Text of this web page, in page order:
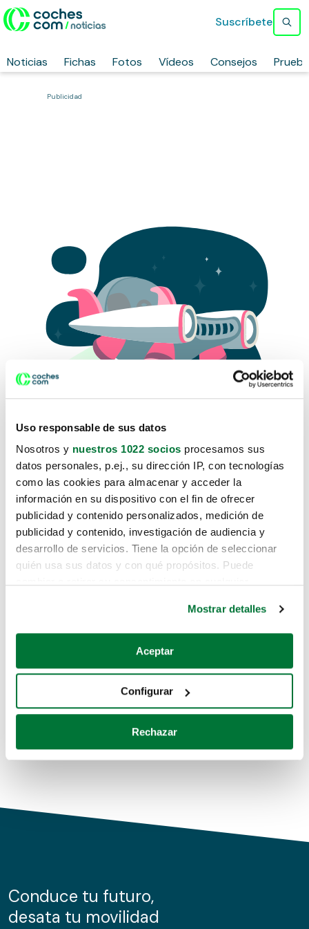
Uso responsable de sus datos
Nosotros y nuestros 1022 socios procesamos sus
datos personales, p.ej., su dirección IP, con tecnologías
como las cookies para almacenar y acceder la
información en su dispositivo con el fin de ofrecer
publicidad y contenido personalizados, medición de
publicidad y contenido, investigación de audiencia y
desarrollo de servicios. Tiene la opción de seleccionar
quién usa sus datos y con qué propósitos. Puede
Si lo permite, también quisiéramos:
Recopilar información sobre su ubicación geográfica
Identificar su dispositivo analizándolo activamente
para buscar características específicas (huellas
Obtenga más información sobre cómo se procesan sus
de cookies.
información sobre el uso que haga del sitio web con
nuestros partners de redes sociales, publicidad y análisis
Mostrar detalles
Aceptar
Configurar
Rechazar
Noticias Fichas Fotos Vídeos Consejos
Suscríbete
Publicidad
Lo sentimos, no sabemos como
te hemos traido hasta aquí.
Pero puedes encontrar el coche que estás
buscando en alguno de estos enlaces:
Coches de segunda mano
Coches de km0
Conduce tu futuro,
desata tu movilidad